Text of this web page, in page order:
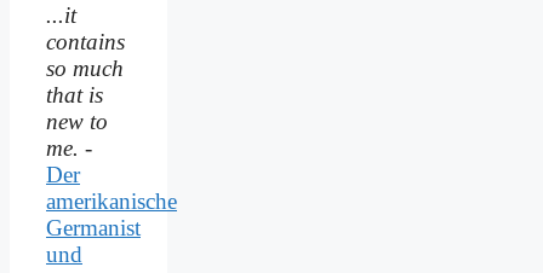
...it
contains
so much
that is
new to
me. -
Der
amerikanische
Germanist
und